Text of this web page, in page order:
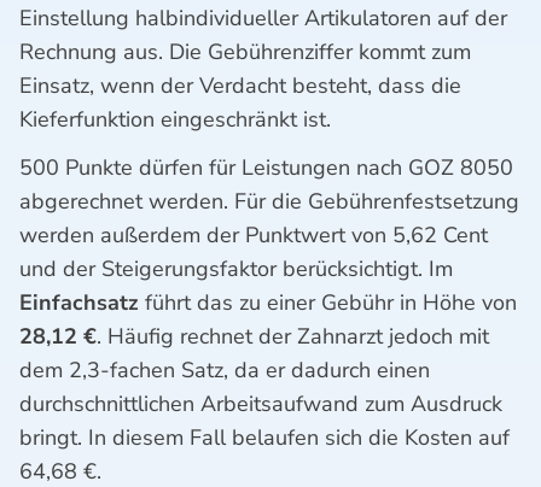
Einstellung halbindividueller Artikulatoren auf der
Rechnung aus. Die Gebührenziffer kommt zum
Einsatz, wenn der Verdacht besteht, dass die
Kieferfunktion eingeschränkt ist.
500 Punkte dürfen für Leistungen nach GOZ 8050
abgerechnet werden. Für die Gebührenfestsetzung
werden außerdem der Punktwert von 5,62 Cent
und der Steigerungsfaktor berücksichtigt. Im
Einfachsatz führt das zu einer Gebühr in Höhe von
28,12 €. Häufig rechnet der Zahnarzt jedoch mit
dem 2,3-fachen Satz, da er dadurch einen
durchschnittlichen Arbeitsaufwand zum Ausdruck
bringt. In diesem Fall belaufen sich die Kosten auf
64,68 €.